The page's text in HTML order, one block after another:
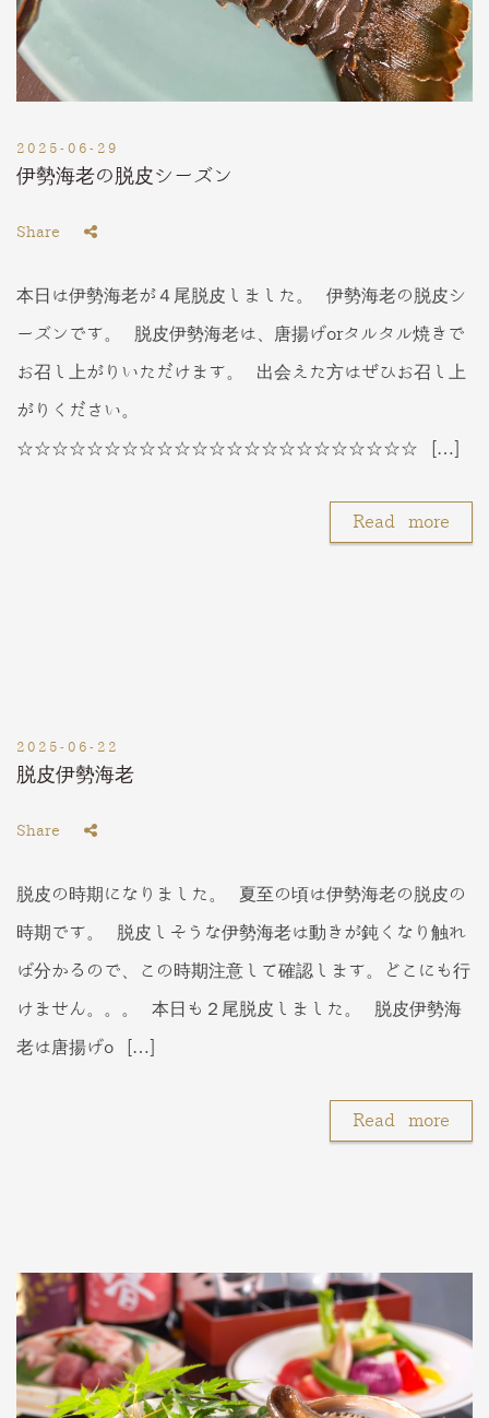
2025-06-29
伊勢海老の脱皮シーズン
Share
本日は伊勢海老が４尾脱皮しました。 伊勢海老の脱皮シ
ーズンです。 脱皮伊勢海老は、唐揚げorタルタル焼きで
お召し上がりいただけます。 出会えた方はぜひお召し上
がりください。
☆☆☆☆☆☆☆☆☆☆☆☆☆☆☆☆☆☆☆☆☆☆☆ […]
Read more
2025-06-22
脱皮伊勢海老
Share
脱皮の時期になりました。 夏至の頃は伊勢海老の脱皮の
時期です。 脱皮しそうな伊勢海老は動きが鈍くなり触れ
ば分かるので、この時期注意して確認します。どこにも行
けません。。。 本日も２尾脱皮しました。 脱皮伊勢海
老は唐揚げo […]
Read more